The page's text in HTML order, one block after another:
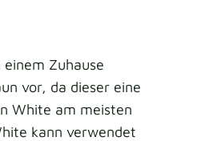
Zuhause
vor, da dieser eine
White am meisten
kann verwendet